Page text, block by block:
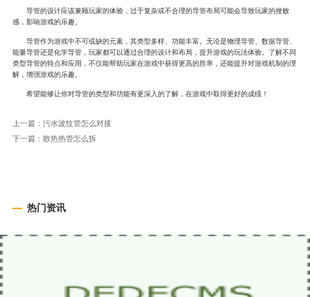
导管的设计应该兼顾玩家的体验，过于复杂或不合理的导管布局可能会导致玩家的挫败
感，影响游戏的乐趣。
导管作为游戏中不可或缺的元素，其类型多样、功能丰富。无论是物理导管、数据导管、
能量导管还是化学导管，玩家都可以通过合理的设计和布局，提升游戏的玩法体验。了解不同
类型导管的特点和应用，不仅能帮助玩家在游戏中获得更高的胜率，还能提升对游戏机制的理
解，增强游戏的乐趣。
希望能够让你对导管的类型和功能有更深入的了解，在游戏中取得更好的成绩！
上一篇： 污水波纹管怎么对接
下一篇： 散热热管怎么拆
热门资讯